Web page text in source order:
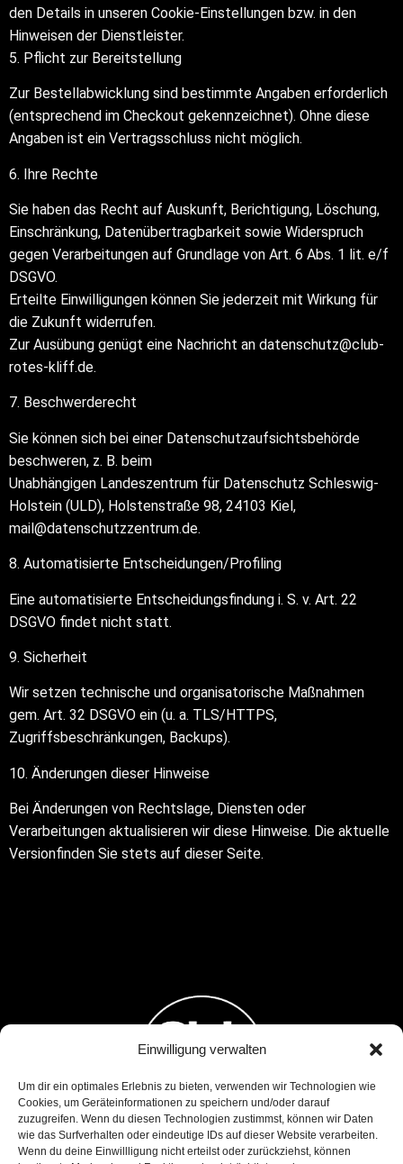
Einwilligung verwalten
Um dir ein optimales Erlebnis zu bieten, verwenden wir Technologien wie
Cookies, um Geräteinformationen zu speichern und/oder darauf
zuzugreifen. Wenn du diesen Technologien zustimmst, können wir Daten
wie das Surfverhalten oder eindeutige IDs auf dieser Website verarbeiten.
Wenn du deine Einwillligung nicht erteilst oder zurückziehst, können
den Details in unseren Cookie-Einstellungen bzw. in den
Hinweisen der Dienstleister.
5. Pflicht zur Bereitstellung
Zur Bestellabwicklung sind bestimmte Angaben erforderlich
(entsprechend im Checkout gekennzeichnet). Ohne diese
Angaben ist ein Vertragsschluss nicht möglich.
6. Ihre Rechte
Sie haben das Recht auf Auskunft, Berichtigung, Löschung,
Einschränkung, Datenübertragbarkeit sowie Widerspruch
gegen Verarbeitungen auf Grundlage von Art. 6 Abs. 1 lit. e/f
DSGVO.
Erteilte Einwilligungen können Sie jederzeit mit Wirkung für
die Zukunft widerrufen.
Zur Ausübung genügt eine Nachricht an datenschutz@club-
rotes-kliff.de.
7. Beschwerderecht
Sie können sich bei einer Datenschutzaufsichtsbehörde
beschweren, z. B. beim
Unabhängigen Landeszentrum für Datenschutz Schleswig-
Holstein (ULD), Holstenstraße 98, 24103 Kiel,
mail@datenschutzzentrum.de.
8. Automatisierte Entscheidungen/Profiling
Eine automatisierte Entscheidungsfindung i. S. v. Art. 22
DSGVO findet nicht statt.
9. Sicherheit
Wir setzen technische und organisatorische Maßnahmen
gem. Art. 32 DSGVO ein (u. a. TLS/HTTPS,
Zugriffsbeschränkungen, Backups).
10. Änderungen dieser Hinweise
Bei Änderungen von Rechtslage, Diensten oder
Verarbeitungen aktualisieren wir diese Hinweise. Die aktuelle
Versionfinden Sie stets auf dieser Seite.